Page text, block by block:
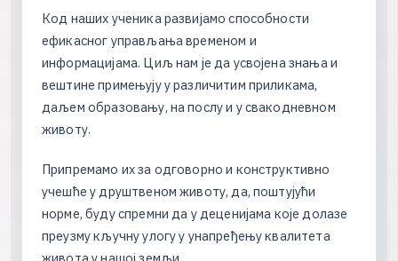
Код наших ученика развијамо способности
ефикасног управљања временом и
информацијама. Циљ нам је да усвојена знања и
вештине примењујууразличитим приликама,
даљем образовању, на послуи усвакодневном
животу.
Припремамо ихза одговорно и конструктивно
учешће у друштвеном животу, да, поштујући
норме, будуспремни да у деценијама које долазе
преузмукључнуулогуу унапређењуквалитета
живота унашој земљи.